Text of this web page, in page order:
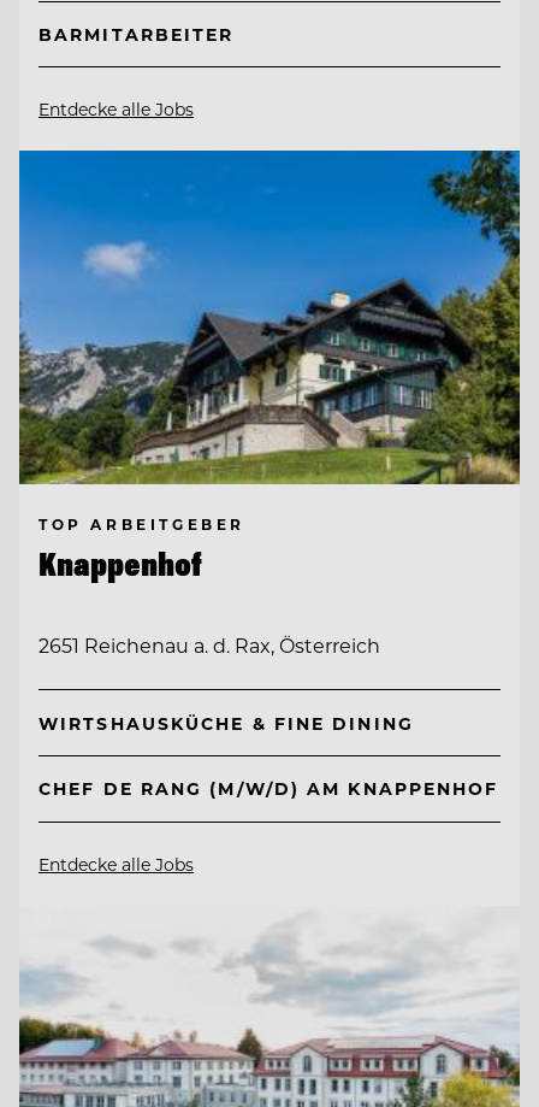
BARMITARBEITER
Entdecke alle Jobs
TOP ARBEITGEBER
Knappenhof
2651 Reichenau a. d. Rax, Österreich
WIRTSHAUSKÜCHE & FINE DINING
CHEF DE RANG (M/W/D) AM KNAPPENHOF
Entdecke alle Jobs